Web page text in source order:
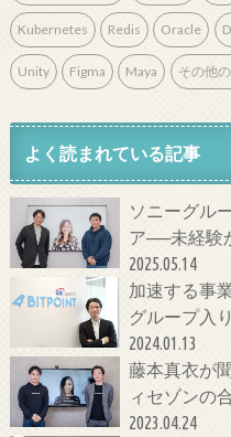
Kubernetes Redis Oracle
Unity Figma Maya その他
よく読まれている記事
ソニーグル
ア──未経験
2025.05.14
加速する事
グループ入
今をCTOに
2024.01.13
藤本真衣が
ィセゾンの
代金融サー
2023.04.24